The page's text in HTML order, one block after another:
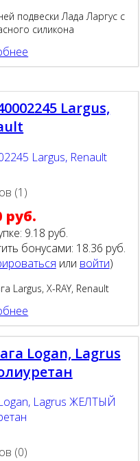
подвески Лада Ларгус с
силикона
Largus,
(1)
руб.
9.18 руб.
бонусами: 18.36 руб.
или войти)
Largus, X-RAY, Renault
Logan, Lagrus
(0)